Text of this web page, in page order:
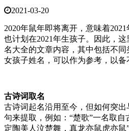
2021-03-20
2020年鼠年即将离开，意味着
也计划在2021年生孩子。因此，
名大全的文章内容，其中包括不同
女孩子姓名，可以作为参考，以备
古诗词取名
古诗词起名沿用至今，但如何突
句来提取，例如：“楚歌”一名取自
定陶美人泣楚舞，真龙亦鼠虎亦鼠